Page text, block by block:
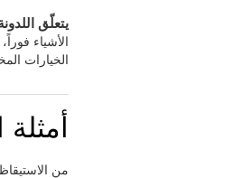
يتعلّق
الأشياء
الخيارات
من